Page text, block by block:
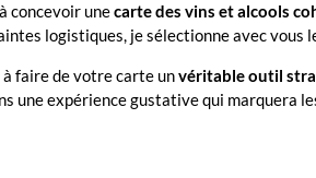
concevoir unecarte des vins et alcools
logistiques, je sélectionne avec vous
à faire de votre carte unvéritable outil
une expérience gustative qui marquera